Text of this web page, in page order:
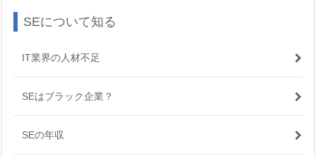
SEについて知る
IT業界の人材不足
SEはブラック企業？
SEの年収